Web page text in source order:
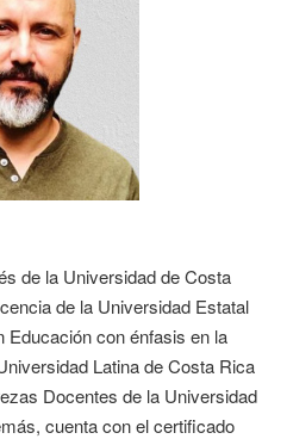
de la Universidad de Costa
de la Universidad Estatal
con énfasis en la
Latina de Costa Rica
Docentes de la Universidad
cuenta con el certificado